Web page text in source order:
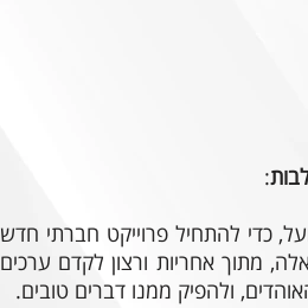
:
כדי להתחיל פרוייקט חברתי חדש
מתוך אחריות ורצון לקדם ערכים
ולהפיק ממנו דברים טובים.